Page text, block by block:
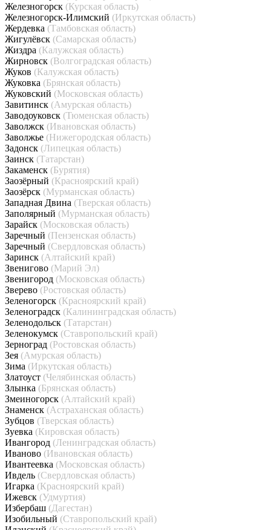
Железногорск (Курская область)
Железногорск-Илимский (Иркутская область)
Жердевка (Тамбовская область)
Жигулёвск (Самарская область)
Жиздра (Калужская область)
Жирновск (Волгоградская область)
Жуков (Калужская область)
Жуковка (Брянская область)
Жуковский (Московская область)
Завитинск (Амурская область)
Заводоуковск (Тюменская область)
Заволжск (Ивановская область)
Заволжье (Нижегородская область)
Задонск (Липецкая область)
Заинск (Татарстан)
Закаменск (Бурятия)
Заозёрный (Красноярский край)
Заозёрск (Мурманская область)
Западная Двина (Тверская область)
Заполярный (Мурманская область)
Зарайск (Московская область)
Заречный (Пензенская область)
Заречный (Свердловская область)
Заринск (Алтайский край)
Звенигово (Марий Эл)
Звенигород (Московская область)
Зверево (Ростовская область)
Зеленогорск (Красноярский край)
Зеленоградск (Калининградская область)
Зеленодольск (Татарстан)
Зеленокумск (Ставропольский край)
Зерноград (Ростовская область)
Зея (Амурская область)
Зима (Иркутская область)
Златоуст (Челябинская область)
Злынка (Брянская область)
Змеиногорск (Алтайский край)
Знаменск (Астраханская область)
Зубцов (Тверская область)
Зуевка (Кировская область)
Ивангород (Ленинградская область)
Иваново (Ивановская область)
Ивантеевка (Московская область)
Ивдель (Свердловская область)
Игарка (Красноярский край)
Ижевск (Удмуртия)
Избербаш (Дагестан)
Изобильный (Ставропольский край)